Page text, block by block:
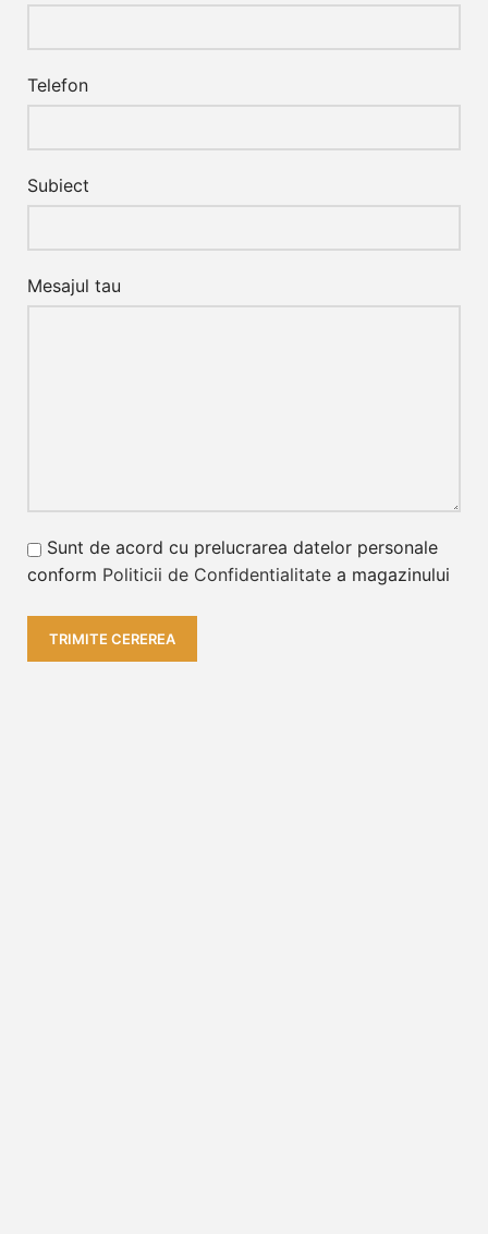
Telefon
Subiect
Mesajul tau
Sunt de acord cu prelucrarea datelor personale
conform Politicii de Confidentialitate a magazinului